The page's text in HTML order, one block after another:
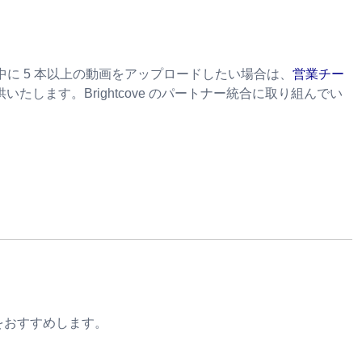
5 本以上の動画をアップロードしたい場合は、 営業チー
たします。Brightcove のパートナー統合に取り組んでい
すすめします。